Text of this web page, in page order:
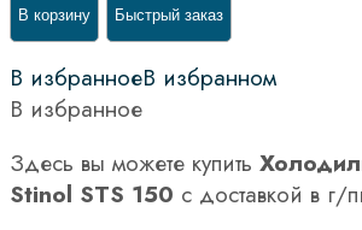
В корзину Быстрый заказ
В избранноеВ избранном
В избранное
Здесь вы можете купить
Stinol STS 150 с доставкой в г/